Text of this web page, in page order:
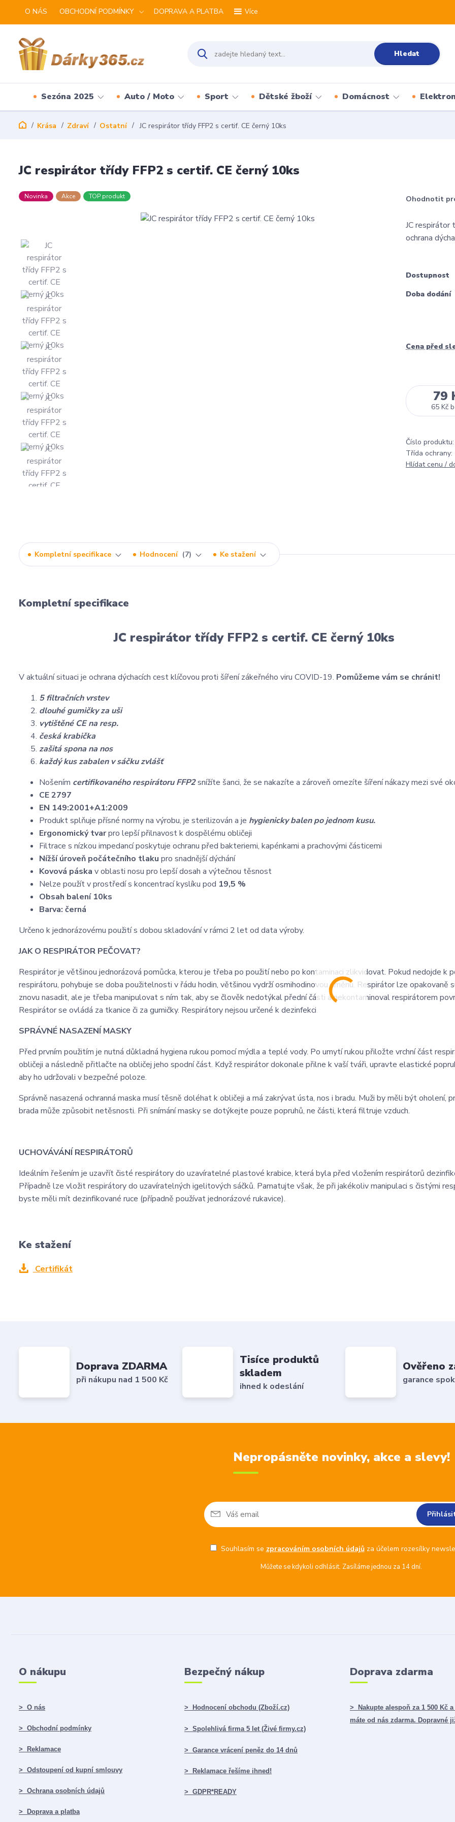
O NÁS OBCHODNÍ PODMÍNKY DOPRAVA A PLATBA Více
Hledat
Sezóna 2025 Auto / Moto Sport Dětské žboží Domácnost
Krása Zdraví Ostatní JC respirátor třídy FFP2 s certif. CE černý 10ks
JC respirátor třídy FFP2 s certif. CE černý 10ks
Novinka Akce TOP produkt Ohodnotit
JC respirátor
ochrana
Dostupnost
Doba dodání
Cena před
79
65 Kč
Číslo produktu:
Třída ochrany:
Hlídat cenu /
Kompletní specifikace Hodnocení 7 Ke stažení
Kompletní specifikace
JC respirátor třídy FFP2 s certif. CE černý 10ks
V aktuální situaci je ochrana dýchacích cest klíčovou proti šíření zákeřného viru COVID-19. Pomůžeme vám se chránit!
5 filtračních vrstev
dlouhé gumičky za uši
vytištěné CE na resp.
česká krabička
zašitá spona na nos
každý kus zabalen v sáčku zvlášť
Nošením certifikovaného respirátoru FFP2snížíte šanci, že se nakazíte a zároveň omezíte šíření nákazy mezi své
CE 2797
EN 149:2001+A1:2009
Produkt splňuje přísné normy na výrobu, je sterilizován a je hygienicky balen po jednom kusu.
Ergonomický tvarpro lepší přilnavost k dospělému obličeji
Filtrace s nízkou impedancí poskytuje ochranu před bakteriemi, kapénkami a prachovými částicemi
Nížší úroveň počátečního tlaku pro snadnější dýchání
Kovová páska v oblasti nosu pro lepší dosah a výtečnou těsnost
Nelze použít v prostředí s koncentrací kyslíku pod 19,5 %
Obsah balení 10ks
Barva: černá
Určeno k jednorázovému použití s dobou skladování v rámci 2 let od data výroby.
JAK O RESPIRÁTOR PEČOVAT?
Respirátor je většinou jednorázová pomůcka, kterou je třeba po použití nebo po kontaminaci zlikvidovat. Pokud nedojde k
respirátoru, pohybuje se doba použitelnosti v řádu hodin, většinou vydrží osmihodinovou směnu. Respirátor lze opakovaně
znovu nasadit, ale je třeba manipulovat s ním tak, aby se člověk nedotýkal přední části a nekontaminoval respirátorem
Respirátor se ovládá za tkanice či za gumičky. Respirátory nejsou určené k dezinfekci.
SPRÁVNÉ NASAZENÍ MASKY
Před prvním použitím je nutná důkladná hygiena rukou pomocí mýdla a teplé vody. Po umytí rukou přiložte vrchní část
obličeji a následně přitlačte na obličej jeho spodní část. Když respirátor dokonale přilne k vaší tváři, upravte elastické
aby ho udržovali v bezpečné poloze.
Správně nasazená ochranná maska musí těsně doléhat k obličeji a má zakrývat ústa, nos i bradu. Muži by měli být oholení,
brada může způsobit netěsnosti. Při snímání masky se dotýkejte pouze popruhů, ne části, která filtruje vzduch.
UCHOVÁVÁNÍ RESPIRÁTORŮ
Ideálním řešením je uzavřít čisté respirátory do uzavíratelné plastové krabice, která byla před vložením respirátorů
Případně lze vložit respirátory do uzavíratelných igelitových sáčků. Pamatujte však, že při jakékoliv manipulaci s čistými
byste měli mít dezinfikované ruce (případně používat jednorázové rukavice).
Ke stažení
Certifikát
Doprava ZDARMA
při nákupu nad 1 500 Kč
Tisíce produktů
skladem
ihned k odeslání
Ověřeno
garance
Nepropásněte novinky, akce a slevy!
Souhlasím se zpracováním osobních údajůza účelem rozesílky
Můžete se kdykoli odhlásit. Zasíláme jednou za 14 dní.
O nákupu
> O nás
> Obchodní podmínky
> Reklamace
> Odstoupení od kupní smlouvy
> Ochrana osobních údajů
> Doprava a platba
Bezpečný nákup
> Hodnocení obchodu (Zboží.cz)
> Spolehlivá firma 5 let (Živé firmy.cz)
> Garance vrácení peněz do 14 dnů
> Reklamace řešíme ihned!
> GDPR*READY
Doprava zdarma
> Nakupte alespoň za 1 500 Kč
máte od nás zdarma. Dopravné